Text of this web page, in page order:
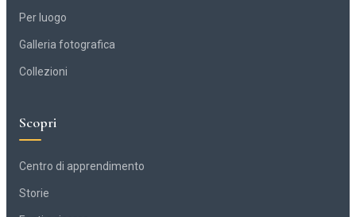
Per luogo
Galleria fotografica
Collezioni
Scopri
Centro di apprendimento
Storie